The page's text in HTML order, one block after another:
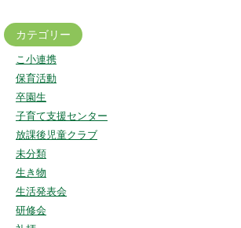
カテゴリー
こ小連携
保育活動
卒園生
子育て支援センター
放課後児童クラブ
未分類
生き物
生活発表会
研修会